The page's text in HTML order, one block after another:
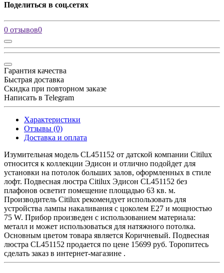
Поделиться в соц.сетях
0 отзывов0
Гарантия качества
Быстрая доставка
Скидка при повторном заказе
Написать в Telegram
Характеристики
Отзывы (0)
Доставка и оплата
Изумительная модель CL451152 от датской компании Citilux
относится к коллекции Эдисон и отлично подойдет для
установки на потолок больших залов, оформленных в стиле
лофт. Подвесная люстра Citilux Эдисон CL451152 без
плафонов осветит помещение площадью 63 кв. м.
Производитель Citilux рекомендует использовать для
устройства лампы накаливания с цоколем E27 и мощностью
75 W. Прибор произведен с использованием материала:
металл и может использоваться для натяжного потолка.
Основным цветом товара является Коричневый. Подвесная
люстра CL451152 продается по цене 15699 руб. Торопитесь
сделать заказ в интернет-магазине .